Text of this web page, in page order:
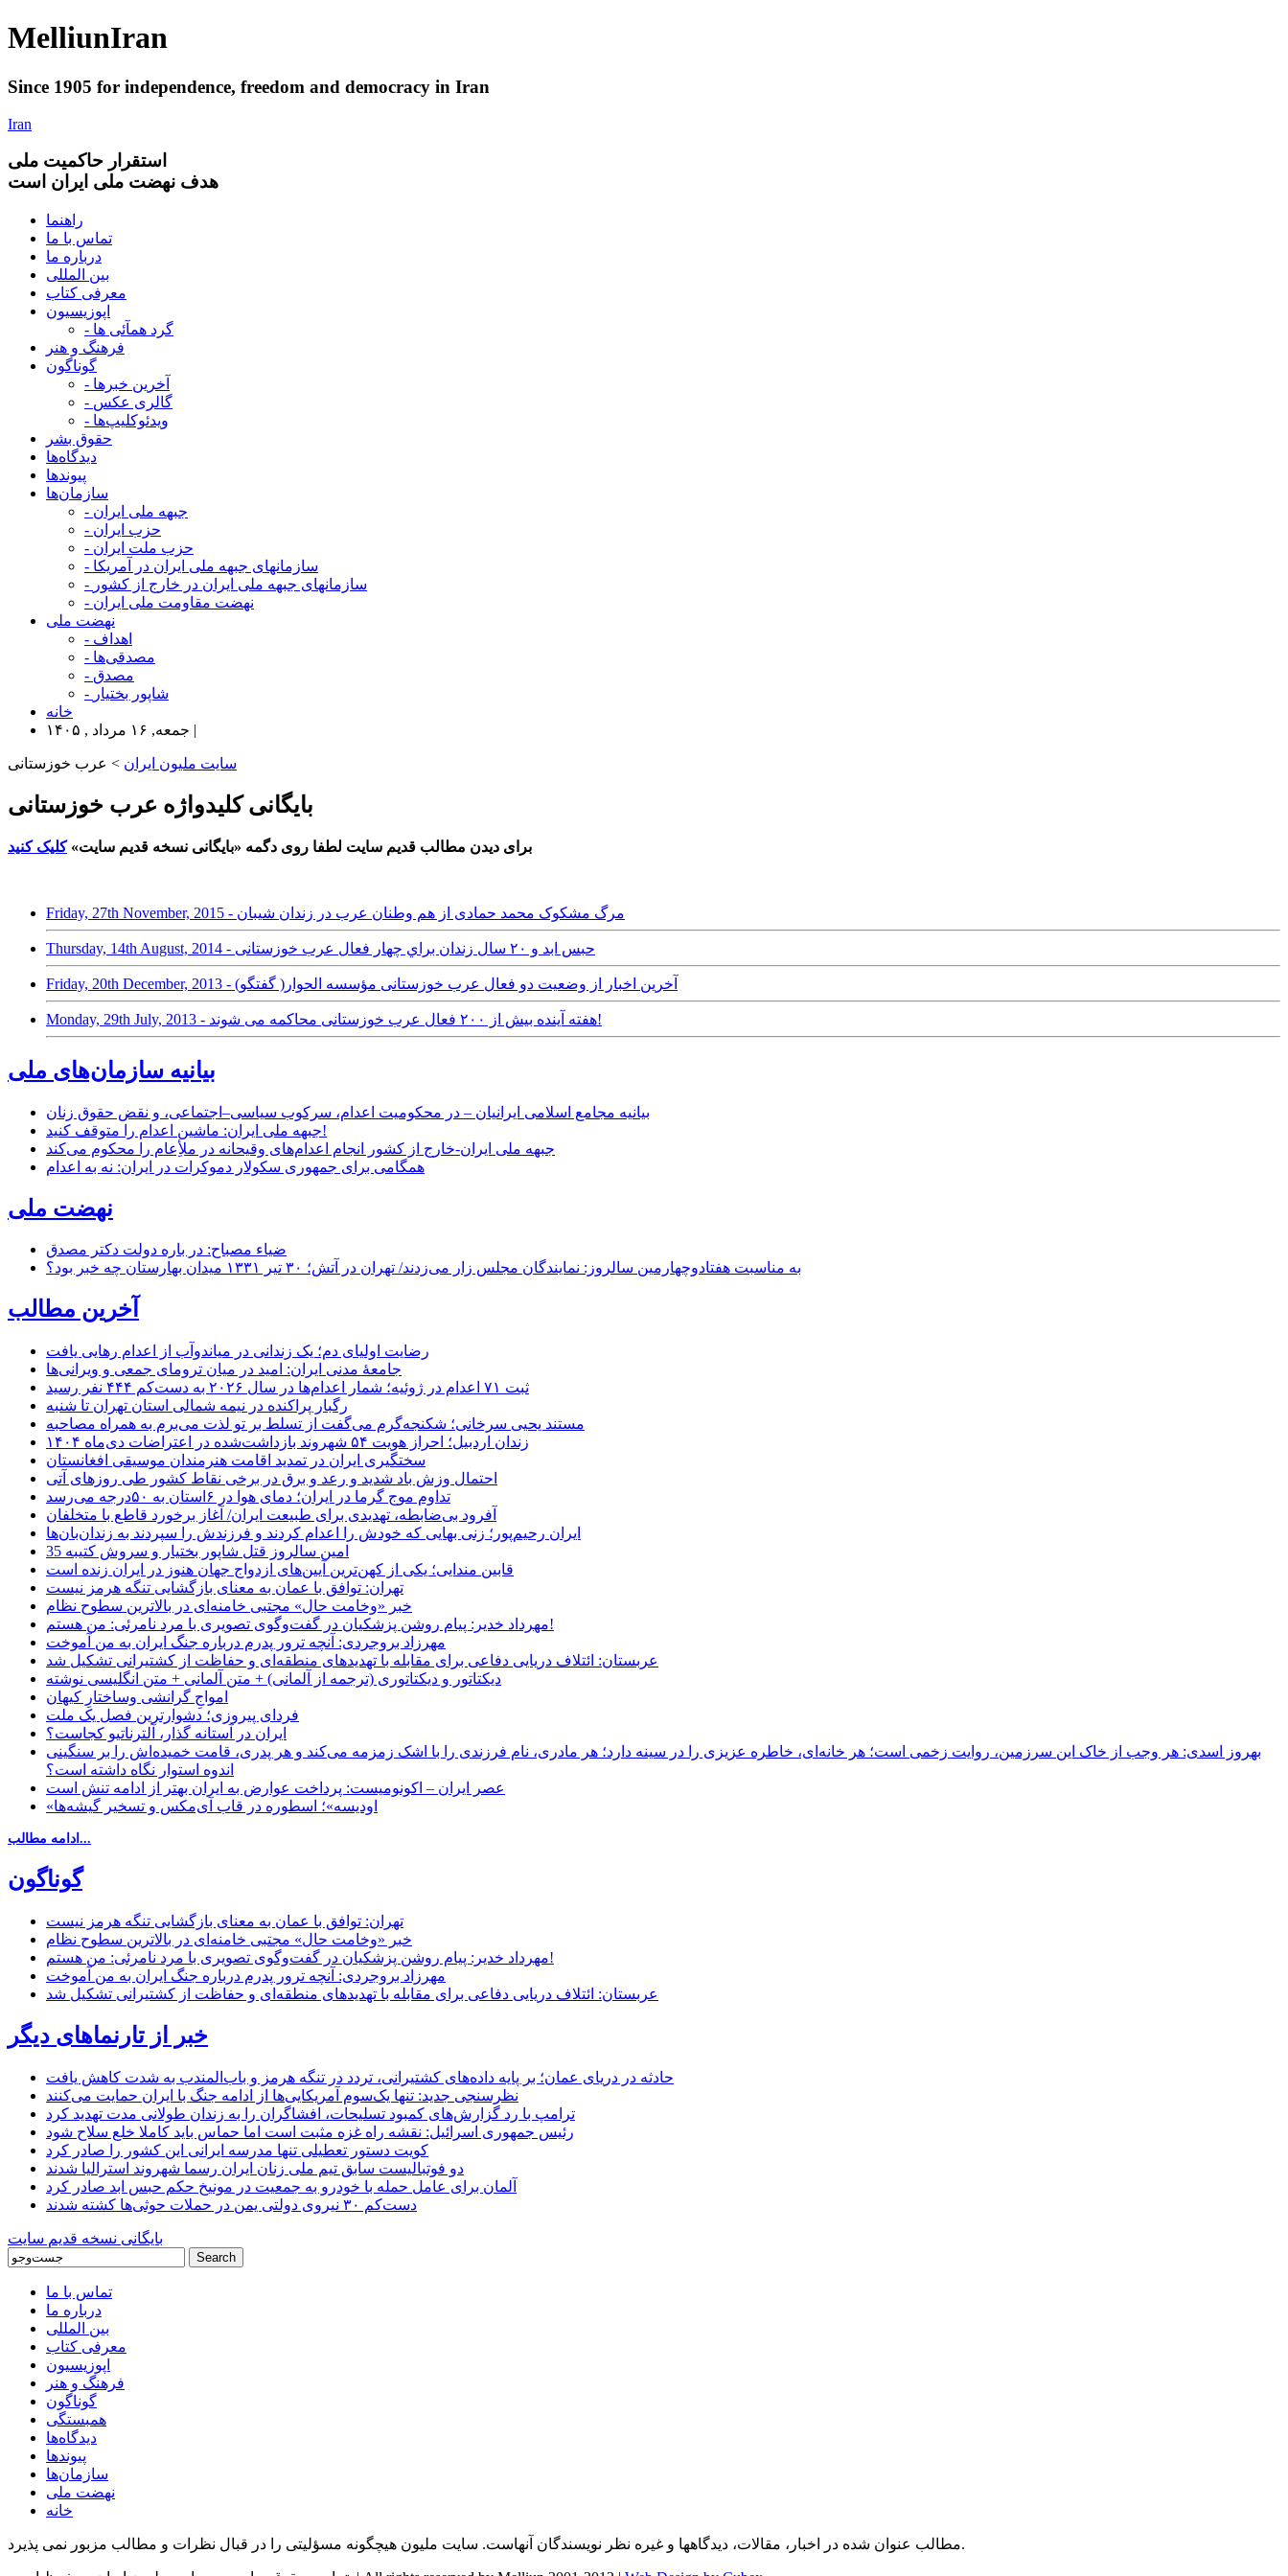
MelliunIran
Since 1905 for independence, freedom and democracy in Iran
Iran
استقرار حاکميت ملی
هدف نهضت ملی ایران است
راهنما
تماس با ما
درباره ما
بین المللی
معرفی کتاب
اپوزیسیون
- گرد همآئی ها
فرهنگ و هنر
گوناگون
- آخرین خبرها
- گالری عکس
- ویدئوکلیپ‌ها
حقوق بشر
دیدگاه‌ها
پیوندها
سازمان‌ها
- جبهه ملی ایران
- حزب ایران
- حزب ملت ایران
- سازمانهای جبهه ملی ایران در آمریکا
- سازمانهای جبهه ملی ایران در خارج از کشور
- نهضت مقاومت ملی ایران
نهضت ملی
- اهداف
- مصدقی‌ها
- مصدق
- شاپور بختیار
خانه
جمعه, ۱۶ مرداد , ۱۴۰۵ |
سایت ملیون ایران > عرب خوزستانی
بایگانی کلیدواژه عرب خوزستانی
برای دیدن مطالب قدیم سایت لطفا روی دگمه «بایگانی نسخه قدیم سایت»کلیک کنید
Friday, 27th November, 2015 - مرگ مشکوک محمد حمادی از هم وطنان عرب در زندان شیبان
Thursday, 14th August, 2014 - حبس ابد و ٢٠ سال زندان براي چهار فعال عرب خوزستانی
Friday, 20th December, 2013 - آخرين اخبار از وضعیت دو فعال عرب خوزستانی مؤسسه الحوار( گفتگو)
Monday, 29th July, 2013 - هفته آینده بیش از ۲۰۰ فعال عرب خوزستانی محاکمه می شوند!
بیانیه سازمان‌های ملی
بیانیه مجامع اسلامی ایرانیان – در محکومیت اعدام، سرکوب سیاسی–اجتماعی، و نقض حقوق زنان
جبهه ملی ایران: ماشین اعدام را متوقف کنید!
جبهه ملی ایران-خارج از کشور انجام اعدام‌های وقیحانه در ملأِعام را محکوم می‌کند
همگامی برای جمهوری سکولار دموکرات در ایران: نه به اعدام
نهضت ملی
ضیاء مصباح: در باره دولت دکتر مصدق
به مناسبت هفتادوچهارمین سالروز: نمایندگان مجلس زار می‌زدند/ تهران در آتش؛ ۳۰ تیر ۱۳۳۱ میدان بهارستان چه خبر بود؟
آخرین مطالب
رضایت اولیای دم؛ یک زندانی در میاندوآب از اعدام رهایی یافت
جامعهٔ مدنی ایران: امید در میان ترومای جمعی و ویرانی‌ها
ثبت ۷۱ اعدام در ژوئیه؛ شمار اعدام‌ها در سال ۲۰۲۶ به دست‌کم ۴۴۴ نفر رسید
رگبار پراکنده در نیمه شمالی استان تهران تا شنبه
مستند یحیی سرخانی؛ شکنجه‌گرم می‌گفت از تسلط بر تو لذت می‌برم به همراه مصاحبه
زندان اردبیل؛ احراز هویت ۵۴ شهروند بازداشت‌شده در اعتراضات دی‌ماه ۱۴۰۴
سختگیری ایران در تمدید اقامت هنرمندان موسیقی افغانستان
احتمال وزش باد شدید و رعد و برق در برخی نقاط کشور طی روزهای آتی
تداوم موج گرما در ایران؛ دمای هوا در ۶استان به ۵۰درجه می‌رسد
آفرود بی‌ضابطه، تهدیدی برای طبیعت ایران/ آغاز برخورد قاطع با متخلفان
ایران رحیم‌پور؛ زنی بهایی که خودش را اعدام کردند و فرزندش را سپردند به زندان‌بان‌ها
35 امین سالروز قتل شاپور بختیار و سروش کتیبه
قابین مندایی؛ یکی از کهن‌ترین آیین‌های ازدواج جهان هنوز در ایران زنده است
تهران: توافق با عمان به معنای بازگشایی تنگه هرمز نیست
خبر «وخامت حال» مجتبی خامنه‌ای در بالاترین سطوح نظام
مهرداد خدیر: پیام روشن پزشکیان در گفت‌و‌گوی تصویری با مرد نامرئی: من هستم!
مهرزاد بروجردی: آنچه ترور پدرم درباره جنگ ایران به من آموخت
عربستان: ائتلاف دریایی دفاعی برای مقابله با تهدیدهای منطقه‌ای و حفاظت از کشتیرانی تشکیل شد
دیکتاتور و دیکتاتوری (ترجمه از آلمانی) + متن آلمانی + متن انگلیسی نوشته
‌امواجِ گرانشی وساختارِ کیهان
فردای پیروزی؛ دشوارترین فصل یک ملت
ایران در آستانه گذار، آلترناتیو کجاست؟
بهروز اسدی: هر وجب از خاک‌ این سرزمین، روایت زخمی است؛ هر خانه‌ای، خاطره عزیزی را در سینه دارد؛ هر مادری، نام فرزندی را با اشک زمزمه می‌کند و هر پدری، قامت خمیده‌اش را بر سنگینی
اندوه استوار نگاه داشته است؟
عصر ایران – اکونومیست: پرداخت عوارض به ایران بهتر از ادامه تنش است
«اودیسه»؛ اسطوره در قاب آی‌مکس و تسخیر گیشه‌ها
ادامه مطالب...
گوناگون
تهران: توافق با عمان به معنای بازگشایی تنگه هرمز نیست
خبر «وخامت حال» مجتبی خامنه‌ای در بالاترین سطوح نظام
مهرداد خدیر: پیام روشن پزشکیان در گفت‌و‌گوی تصویری با مرد نامرئی: من هستم!
مهرزاد بروجردی: آنچه ترور پدرم درباره جنگ ایران به من آموخت
عربستان: ائتلاف دریایی دفاعی برای مقابله با تهدیدهای منطقه‌ای و حفاظت از کشتیرانی تشکیل شد
خبر از تارنماهای دیگر
حادثه در دریای عمان؛ بر پایه داده‌های کشتیرانی، تردد در تنگه هرمز و باب‌المندب به شدت کاهش یافت
نظرسنجی جدید: تنها یک‌سوم آمریکایی‌ها از ادامه جنگ با ایران حمایت می‌کنند
ترامپ با رد گزارش‌های کمبود تسلیحات، افشاگران را به زندان طولانی مدت تهدید کرد
رئیس‌ جمهوری اسرائیل: نقشه راه غزه مثبت است اما حماس باید کاملا خلع سلاح شود
کویت دستور تعطیلی تنها مدرسه ایرانی این کشور را صادر کرد
دو فوتبالیست سابق تیم ملی زنان ایران رسما شهروند استرالیا شدند
آلمان برای عامل حمله با خودرو به جمعیت در مونیخ حکم حبس ابد صادر کرد
دست‌کم ۳۰ نیروی دولتی یمن در حملات حوثی‌ها کشته شدند
بایگانی نسخه قدیم سایت
تماس با ما
درباره ما
بین المللی
معرفی کتاب
اپوزیسیون
فرهنگ و هنر
گوناگون
همبستگی
دیدگاه‌ها
پیوندها
سازمان‌ها
نهضت ملی
خانه
مطالب عنوان شده در اخبار، مقالات، دیدگاهها و غیره نظر نویسندگان آنهاست. سایت ملیون هیچگونه مسؤلیتی را در قبال نظرات و مطالب مزبور نمی پذیرد.